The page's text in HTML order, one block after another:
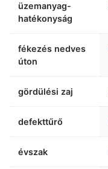
üzemanyag-
hatékonyság
fékezés nedves
úton
gördülési zaj
defekttűrő
évszak